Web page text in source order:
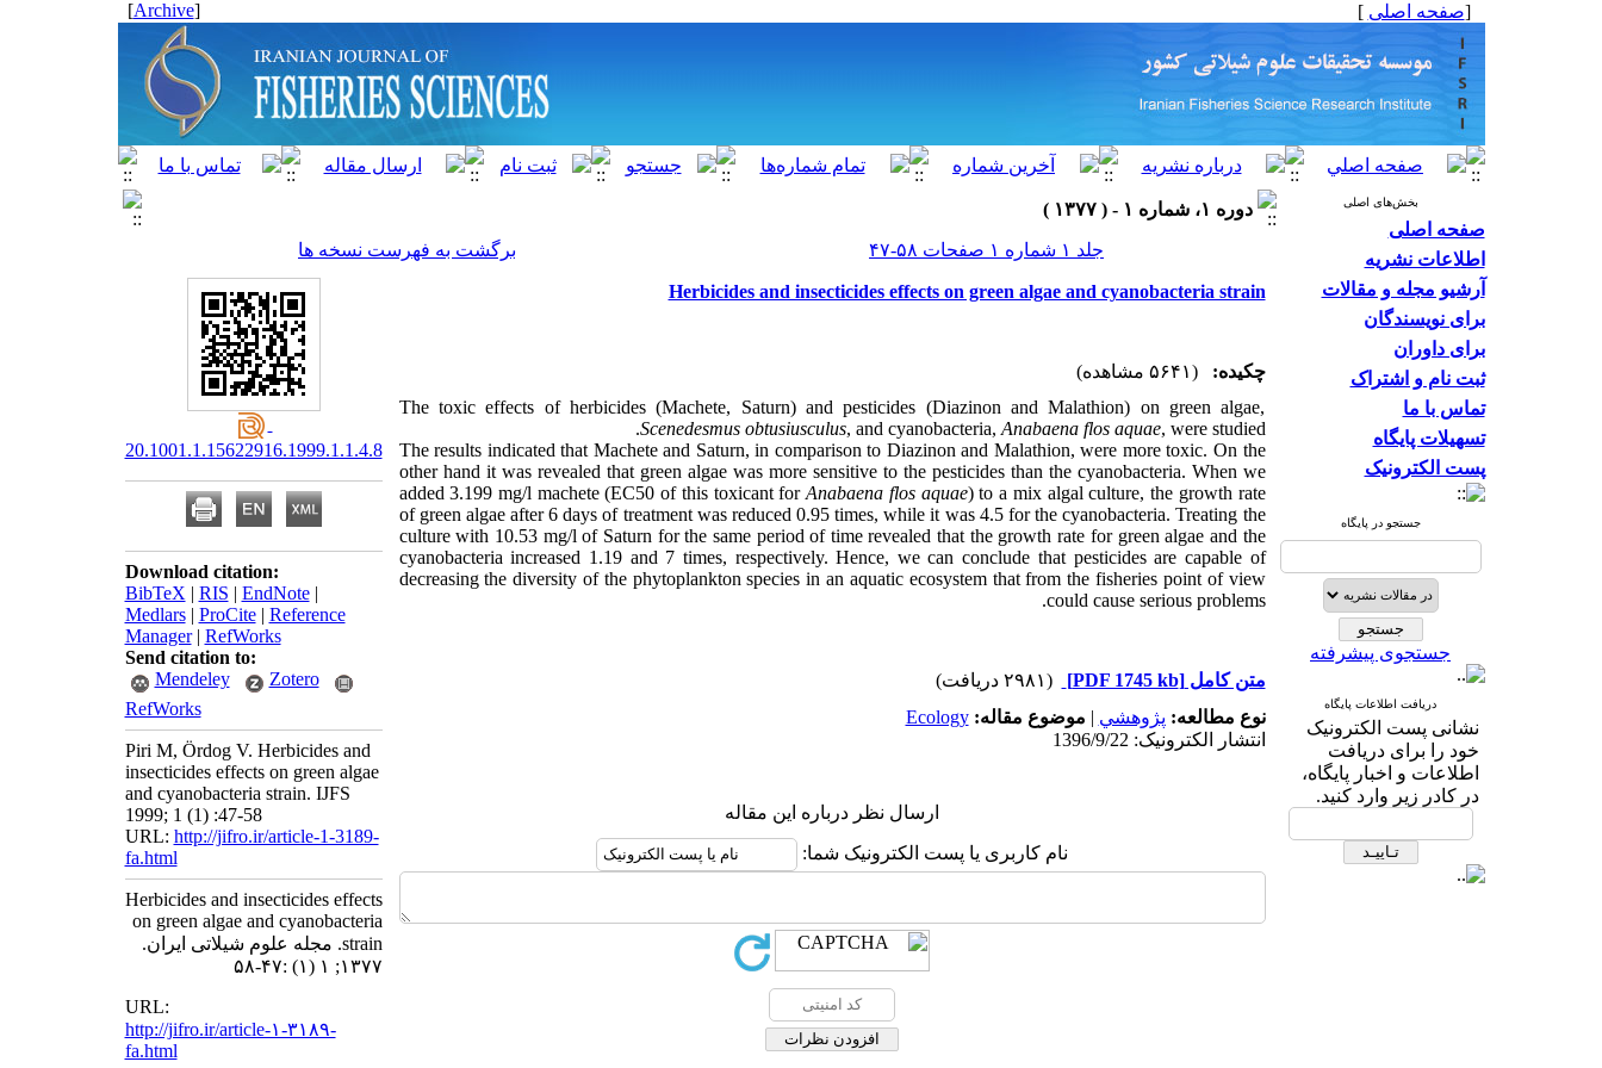
[صفحه اصلی ]
[
Archive
]
بخش‌های اصلی
صفحه اصلی
اطلاعات نشریه
آرشیو مجله و مقالات
برای نویسندگان
برای داوران
ثبت نام و اشتراک
تماس با ما
تسهیلات پایگاه
پست الکترونیک
جستجو در پایگاه
جستجوی پیشرفته
دریافت اطلاعات پایگاه
نشانی پست الکترونیک
خود را برای دریافت
اطلاعات و اخبار پایگاه،
در کادر زیر وارد کنید.
دوره ۱، شماره ۱ - ( ۱۳۷۷ )
جلد ۱ شماره ۱ صفحات ۵۸-۴۷
برگشت به فهرست نسخه ها
Herbicides and insecticides effects on green algae and cyanobacteria strain
چکیده:
(۵۶۴۱ مشاهده)
The toxic effects of herbicides (Machete, Saturn) and pesticides (Diazinon and Malathion) on green algae,
Scenedesmus obtusiusculus, and cyanobacteria, Anabaena flos aquae, were studied.
The results indicated that Machete and Saturn, in comparison to Diazinon and Malathion, were more toxic. On the
other hand it was revealed that green algae was more sensitive to the pesticides than the cyanobacteria. When we
added 3.199 mg/l machete (EC50 of this toxicant forAnabaena flos aquae) to a mix algal culture, the growth rate
of green algae after 6 days of treatment was reduced 0.95 times, while it was 4.5 for the cyanobacteria. Treating the
culture with 10.53 mg/l of Saturn for the same period of time revealed that the growth rate for green algae and the
cyanobacteria increased 1.19 and 7 times, respectively. Hence, we can conclude that pesticides are capable of
decreasing the diversity of the phytoplankton species in an aquatic ecosystem that from the fisheries point of view
could cause serious problems.
متن کامل[PDF 1745 kb]
(۲۹۸۱ دریافت)
نوع مطالعه: پژوهشي | موضوع مقاله:Ecology
انتشار الکترونیک: 1396/9/22
ارسال نظر درباره این مقاله
نام کاربری یا پست الکترونیک شما:
20.1001.1.15622916.1999.1.1.4.8
Download citation:
BibTeX | RIS | EndNote|
Medlars| ProCite| Reference
Manager| RefWorks
Send citation to:
Mendeley
Zotero
RefWorks
Piri M, Ördog V. Herbicides and
insecticides effects on green algae
and cyanobacteria strain. IJFS
1999; 1 (1) :47-58
URL: http://jifro.ir/article-1-3189-
fa.html
Herbicides and insecticides effects
on green algae and cyanobacteria
strain. مجله علوم شیلاتی ایران.
۱۳۷۷; ۱ (۱) :۴۷-۵۸
URL:
http://jifro.ir/article-۱-۳۱۸۹-
fa.html